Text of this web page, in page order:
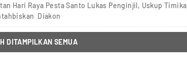
Hari Raya Pesta Santo Lukas Penginjil, Uskup Timika
Diakon
DITAMPILKAN SEMUA